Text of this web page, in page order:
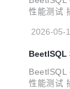
性能测试
2026-05-
BeetlSQL
BeetlSQL
性能测试